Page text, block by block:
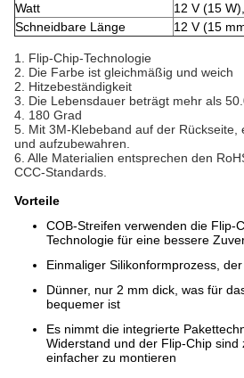
Watt
12 V (15
Schneidbare Länge
12 V (15
1. Flip-Chip-Technologie
2. Die Farbe ist gleichmäßig und weich
2. Hitzebeständigkeit
3. Die Lebensdauer beträgt mehr als
4. 180 Grad
5. Mit 3M-Klebeband auf der Rückseite,
und aufzubewahren.
6. Alle Materialien entsprechen den
CCC-Standards.
Vorteile
COB-Streifen verwenden die Flip-
Technologie für eine bessere
Einmaliger Silikonformprozess,
Dünner, nur 2 mm dick, was für
bequemer ist
Es nimmt die integrierte
Widerstand und der Flip-Chip sind
einfacher zu montieren